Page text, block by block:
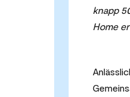
knapp
Home